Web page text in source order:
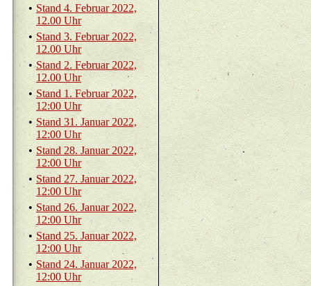
• Stand 4. Fe­bru­ar 2022,
12.00 Uhr
• Stand 3. Fe­bru­ar 2022,
12.00 Uhr
• Stand 2. Fe­bru­ar 2022,
12.00 Uhr
• Stand 1. Fe­bru­ar 2022,
12:00 Uhr
• Stand 31. Ja­nu­ar 2022,
12:00 Uhr
• Stand 28. Ja­nu­ar 2022,
12:00 Uhr
• Stand 27. Ja­nu­ar 2022,
12:00 Uhr
• Stand 26. Ja­nu­ar 2022,
12:00 Uhr
• Stand 25. Ja­nu­ar 2022,
12:00 Uhr
• Stand 24. Ja­nu­ar 2022,
12:00 Uhr